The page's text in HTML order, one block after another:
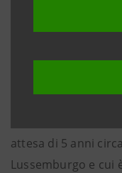
attesa di 5 anni
Lussemburgo e cui